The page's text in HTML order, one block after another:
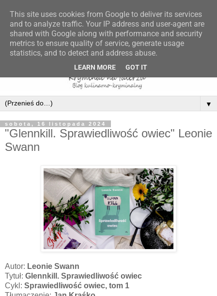
▼
sobota, 16 listopada 2024
"Glennkill. Sprawiedliwość owiec" Leonie
Swann
Autor: Leonie Swann
Tytuł: Glennkill. Sprawiedliwość owiec
Cykl: Sprawiedliwość owiec, tom 1
This site uses cookies from Google to deliver its services
and to analyze traffic. Your IP address and user-agent are
shared with Google along with performance and security
metrics to ensure quality of service, generate usage
statistics, and to detect and address abuse.
LEARN MORE GOT IT